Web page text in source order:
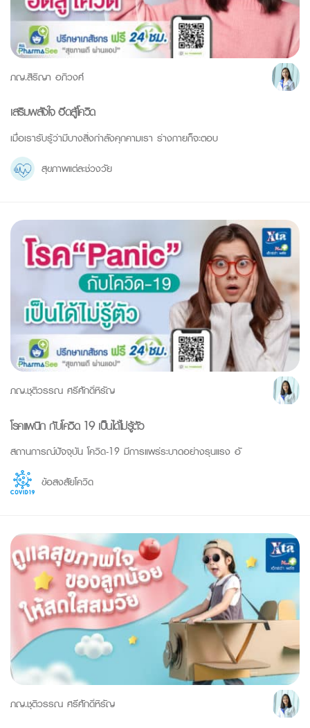
ภญ.สิริญา อภิวงศ์
เสริมพลังใจ ฮึดสู้โควิด
เมื่อเรารับรู้ว่ามีบางสิ่งกำลังคุกคามเรา ร่างกายก็จะตอบ
สุขภาพแต่ละช่วงวัย
ภญ.ชุติวรรณ ศรีศักดิ์หิรัญ
โรคแพนิก กับโควิด-19 เป็นได้ไม่รู้ตัว
สถานการณ์ปัจจุบัน โควิด-19 มีการแพร่ระบาดอย่างรุนแรง อั
ข้อสงสัยโควิด
ภญ.ชุติวรรณ ศรีศักดิ์หิรัญ